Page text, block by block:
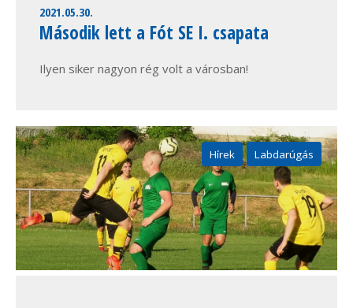
2021.05.30.
Második lett a Fót SE I. csapata
Ilyen siker nagyon rég volt a városban!
Hírek Labdarúgás